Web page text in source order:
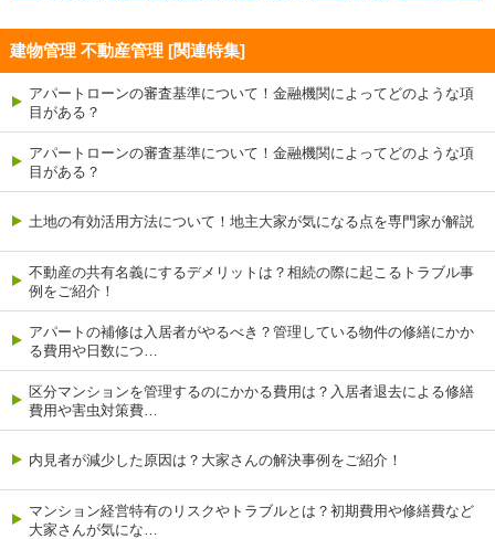
建物管理 不動産管理 [関連特集]
アパートローンの審査基準について！金融機関によってどのような項
目がある？
アパートローンの審査基準について！金融機関によってどのような項
目がある？
土地の有効活用方法について！地主大家が気になる点を専門家が解説
不動産の共有名義にするデメリットは？相続の際に起こるトラブル事
例をご紹介！
アパートの補修は入居者がやるべき？管理している物件の修繕にかか
る費用や日数につ…
区分マンションを管理するのにかかる費用は？入居者退去による修繕
費用や害虫対策費…
内見者が減少した原因は？大家さんの解決事例をご紹介！
マンション経営特有のリスクやトラブルとは？初期費用や修繕費など
大家さんが気にな…